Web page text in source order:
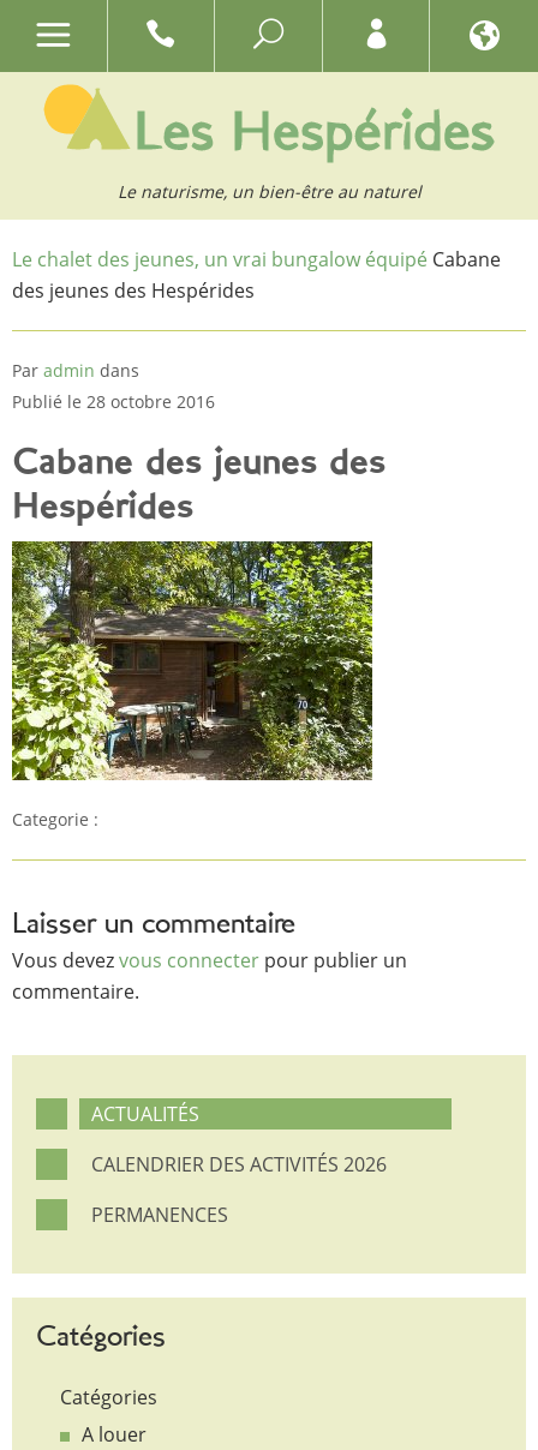
Le naturisme, un bien-être au naturel
Le chalet des jeunes, un vrai bungalow équipé Cabane
des jeunes des Hespérides
Par admin dans
Publié le 28 octobre 2016
Cabane des jeunes des
Hespérides
Categorie :
Laisser un commentaire
Vous devezvous connecter pour publier un
commentaire.
ACTUALITÉS
CALENDRIER DES ACTIVITÉS 2026
PERMANENCES
Catégories
Catégories
A louer